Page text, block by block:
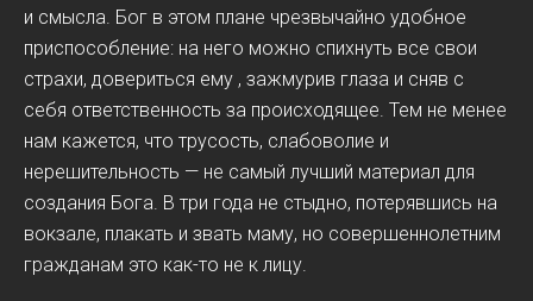
и смысла. Бог в этом плане чрезвычайно удобное
приспособление: на него можно спихнуть все свои
страхи, довериться ему , зажмурив глаза и сняв с
себя ответственность за происходящее. Тем не менее
нам кажется, что трусость, слабоволие и
нерешительность — не самый лучший материал для
создания Бога. В три года не стыдно, потерявшись на
вокзале, плакать и звать маму, но совершеннолетним
гражданам это как-то не к лицу.